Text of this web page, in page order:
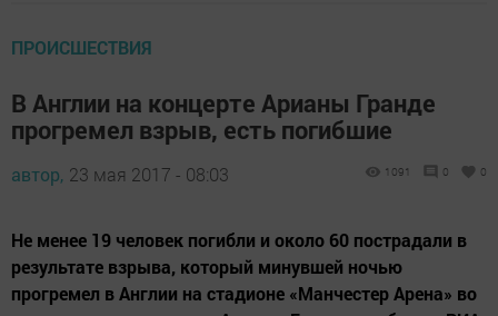
ПРОИСШЕСТВИЯ
В Англии на концерте Арианы Гранде
прогремел взрыв, есть погибшие
автор, 23 мая 2017 - 08:03 1091 0 0
Не менее 19 человек погибли и около 60 пострадали в
результате взрыва, который минувшей ночью
прогремел в Англии на стадионе «Манчестер Арена» во